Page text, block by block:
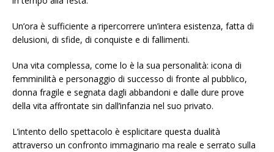
Un’ora è sufficiente a ripercorrere un’intera esistenza, fatta di
delusioni, di sfide, di conquiste e di fallimenti.
Una vita complessa, come lo è la sua personalità: icona di
femminilità e personaggio di successo di fronte al pubblico,
donna fragile e segnata dagli abbandoni e dalle dure prove
della vita affrontate sin dall’infanzia nel suo privato.
L’intento dello spettacolo è esplicitare questa dualità
attraverso un confronto immaginario ma reale e serrato sulla